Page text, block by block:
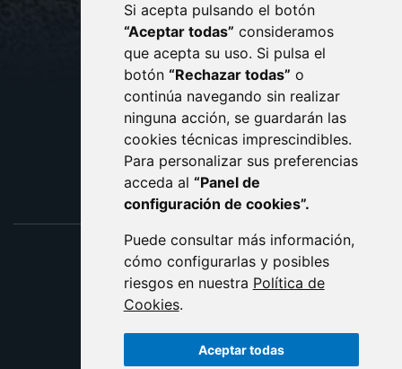
Si acepta pulsando el botón
“Aceptar todas” consideramos
que acepta su uso. Si pulsa el
botón “Rechazar todas” o
continúa navegando sin realizar
ninguna acción, se guardarán las
cookies técnicas imprescindibles.
Para personalizar sus preferencias
acceda al “Panel de
configuración de cookies”.
Puede consultar más información,
cómo configurarlas y posibles
riesgos en nuestra Política de
Cookies.
Aceptar todas
CONTACTO
AVISO LEGAL
PROTECCIÓN DE DATOS
POLÍTICA DE COOKIES
ACCESIBILIDAD
ENLACE EXTERNO AL